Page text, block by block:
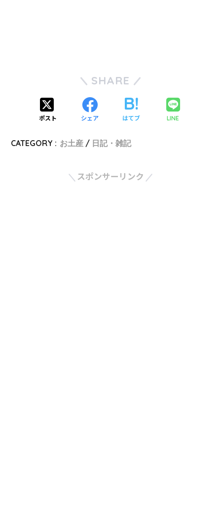
SHARE
ポスト シェア はてブ LINE
CATEGORY : お土産 日記・雑記
スポンサーリンク